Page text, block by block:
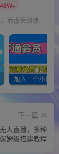
1148W+
意志力
下一篇
人直播，多种
姆级搭建教程